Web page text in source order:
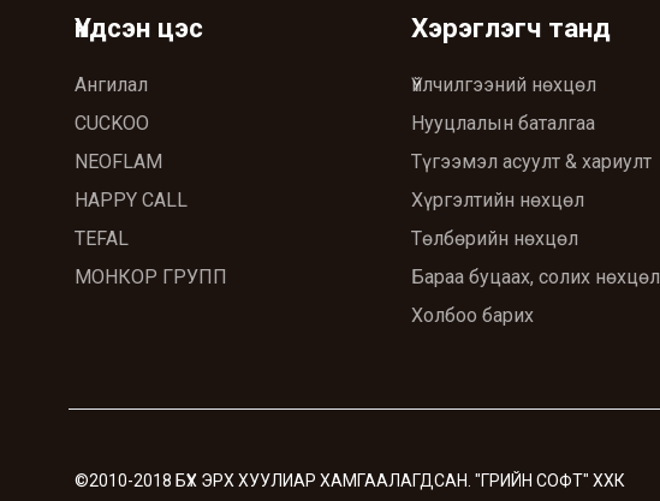
Үндсэн цэс
Ангилал
CUCKOO
NEOFLAM
HAPPY CALL
TEFAL
МОНКОР ГРУПП
Хэрэглэгч танд
Үйлчилгээний нөхцөл
Нууцлалын баталгаа
Түгээмэл асуулт & хариулт
Хүргэлтийн нөхцөл
Төлбөрийн нөхцөл
Бараа буцаах, солих нөхцөл
Холбоо барих
©2010-2018 БҮХ ЭРХ ХУУЛИАР ХАМГААЛАГДСАН. "ГРИЙН СОФТ" ХХК